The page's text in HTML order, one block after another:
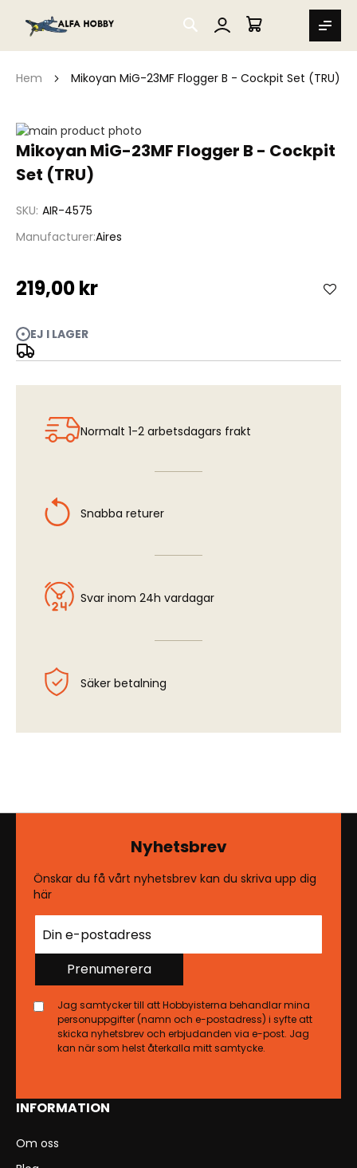
SEARCH
MIN VARUKORG
Hem Mikoyan MiG-23MF Flogger B - Cockpit Set (TRU)
Mikoyan MiG-23MF Flogger B - Cockpit
Set (TRU)
SKU AIR-4575
ManufacturerAires
219,00 kr
EJ I LAGER
Hoppa
till
av
Mikoyan MiG-23MF Flogger B - Cockpit Set (TRU)
Hoppa
början
bildgalleriet
Normalt 1-2 arbetsdagars frakt
Snabba returer
Svar inom 24h vardagar
Säker betalning
INFORMATION
Om oss
Nyhetsbrev
Önskar du få vårt nyhetsbrev kan du skriva upp dig
här
Prenumerera
Jag samtycker till att Hobbyisterna behandlar mina
personuppgifter (namn och e-postadress) i syfte att
skicka nyhetsbrev och erbjudanden via e-post. Jag
kan när som helst återkalla mitt samtycke.